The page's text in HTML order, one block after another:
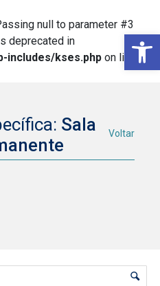
null to parameter #3
deprecated in
includes/kses.php on line
Sala
Voltar
e visualização